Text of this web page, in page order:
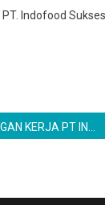
Indofood Sukses